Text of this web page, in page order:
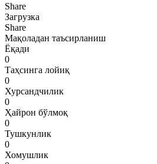
Share
Загрузка
Share
Мақоладан таъсирланиш
Ёқади
0
Таҳсинга лойиқ
0
Хурсандчилик
0
Ҳайрон бўлмоқ
0
Тушкунлик
0
Хомушлик